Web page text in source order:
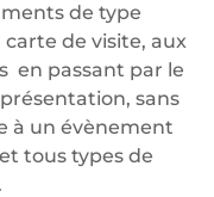
de type
carte de visite, aux
en passant par le
sans
à un évènement
tous types de